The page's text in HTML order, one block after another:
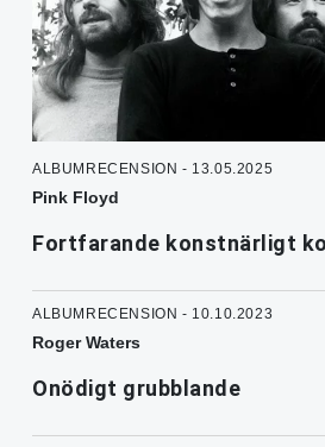
ALBUMRECENSION - 13.05.2025
Pink Floyd
Fortfarande konstnärligt
ALBUMRECENSION - 10.10.2023
Roger Waters
Onödigt grubblande